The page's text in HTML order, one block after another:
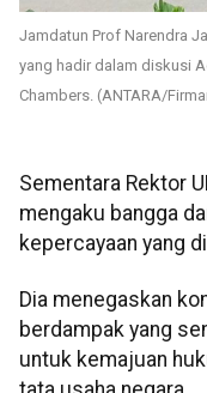
Jamdatun Prof Narendra
yang hadir dalam diskusi
Chambers. (ANTARA/
​​​​​​​Sementara Rektor
mengaku bangga
kepercayaan yang
Dia menegaskan
berdampak yang
untuk kemajuan